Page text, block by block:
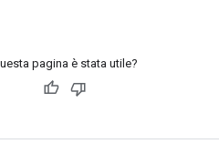
pagina è stata utile?